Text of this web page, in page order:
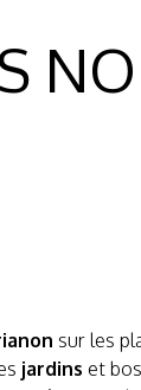
sur les
jardins et